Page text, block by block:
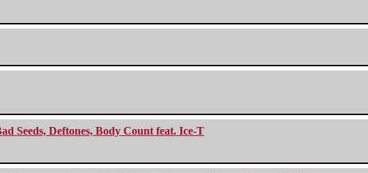
Seeds, Deftones, Body Count feat. Ice-T